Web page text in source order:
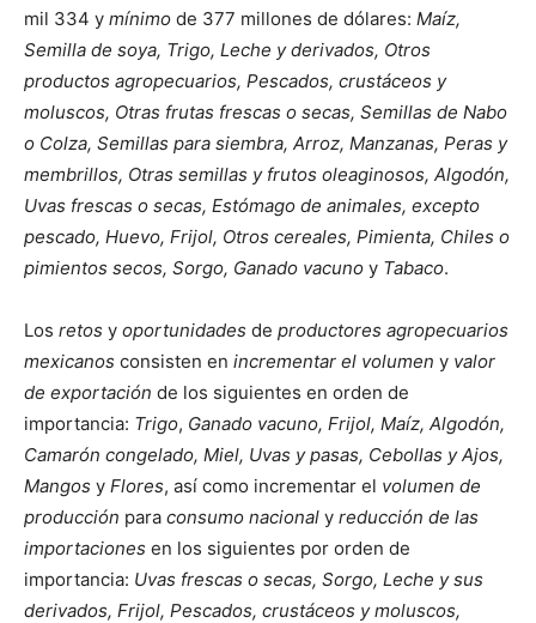
mil 334 y mínimo de 377 millones de dólares: Maíz,
Semilla de soya, Trigo, Leche y derivados, Otros
productos agropecuarios, Pescados, crustáceos y
moluscos, Otras frutas frescas o secas, Semillas de Nabo
o Colza, Semillas para siembra, Arroz, Manzanas, Peras y
membrillos, Otras semillas y frutos oleaginosos, Algodón,
Uvas frescas o secas, Estómago de animales, excepto
pescado, Huevo, Frijol, Otros cereales, Pimienta, Chiles o
pimientos secos, Sorgo, Ganado vacuno y Tabaco.
Los retos y oportunidades de productores agropecuarios
mexicanos consisten en incrementar el volumen y valor
de exportación de los siguientes en orden de
importancia: Trigo, Ganado vacuno, Frijol, Maíz, Algodón,
Camarón congelado, Miel, Uvas y pasas, Cebollas y Ajos,
Mangos y Flores, así como incrementar el volumen de
producción para consumo nacional y reducción de las
importaciones en los siguientes por orden de
importancia: Uvas frescas o secas, Sorgo, Leche y sus
derivados, Frijol, Pescados, crustáceos y moluscos,